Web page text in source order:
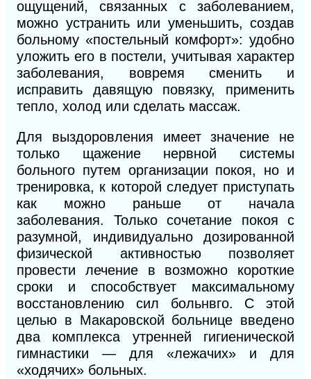
ощущений, связанных с заболеванием,
можно устранить или уменьшить, создав
больному «постельный комфорт»: удобно
уложить его в постели, учитывая характер
заболевания, вовремя сменить и
исправить давящую повязку, применить
тепло, холод или сделать массаж.
Для выздоровления имеет значение не
только щажение нервной системы
больного путем организации покоя, но и
тренировка, к которой следует приступать
как можно раньше от начала
заболевания. Только сочетание покоя с
разумной, индивидуально дозированной
физической активностью позволяет
провести лечение в возможно короткие
сроки и способствует максимальному
восстановлению сил больнвго. С этой
целью в Макаровской больнице введено
два комплекса утренней гигиенической
гимнастики — для «лежачих» и для
«ходячих» больных.